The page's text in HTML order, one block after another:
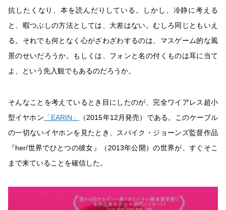
抗したくなり、本を読んだりしている。しかし、冷静に考える
と、暇つぶしの方法としては、大差はない。むしろ同じともいえ
る。それでも何となく心がざわざわするのは、マスゲーム的な風
景のせいだろうか。もしくは、フォンと名の付くものは耳に当て
よ、という先入観でもあるのだろうか。
そんなことを考えているとき目にしたのが、完全ワイアレス超小
型イヤホン 「EARIN」
（2015年12月発売）である。このケーブル
の一切ないイヤホンを見たとき、スパイク・ジョーンズ監督作品
『her/世界でひとつの彼女』（2013年公開）の世界が、すぐそこ
まで来ていることを確信した。